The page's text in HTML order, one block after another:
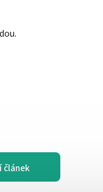
článek